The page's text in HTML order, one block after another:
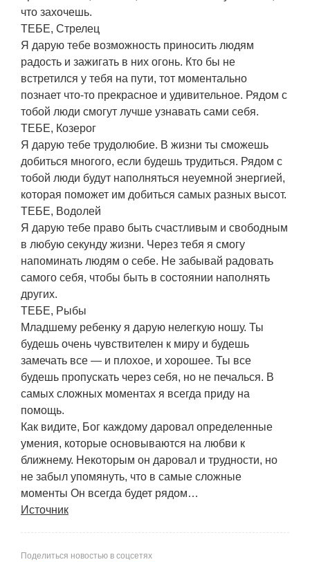
что захочешь.
ТЕБЕ, Стрелец
Я дарую тебе возможность приносить людям
радость и зажигать в них огонь. Кто бы не
встретился у тебя на пути, тот моментально
познает что-то прекрасное и удивительное. Рядом с
тобой люди смогут лучше узнавать сами себя.
ТЕБЕ, Козерог
Я дарую тебе трудолюбие. В жизни ты сможешь
добиться многого, если будешь трудиться. Рядом с
тобой люди будут наполняться неуемной энергией,
которая поможет им добиться самых разных высот.
ТЕБЕ, Водолей
Я дарую тебе право быть счастливым и свободным
в любую секунду жизни. Через тебя я смогу
напоминать людям о себе. Не забывай радовать
самого себя, чтобы быть в состоянии наполнять
других.
ТЕБЕ, Рыбы
Младшему ребенку я дарую нелегкую ношу. Ты
будешь очень чувствителен к миру и будешь
замечать все — и плохое, и хорошее. Ты все
будешь пропускать через себя, но не печалься. В
самых сложных моментах я всегда приду на
помощь.
Как видите, Бог каждому даровал определенные
умения, которые основываются на любви к
ближнему. Некоторым он даровал и трудности, но
не забыл упомянуть, что в самые сложные
моменты Он всегда будет рядом…
Источник
Поделиться новостью в соцсетях